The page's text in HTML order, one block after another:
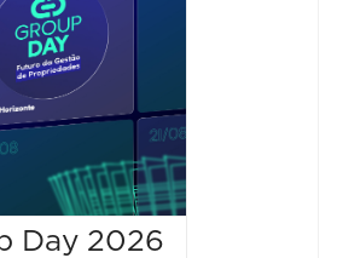
Day 2026